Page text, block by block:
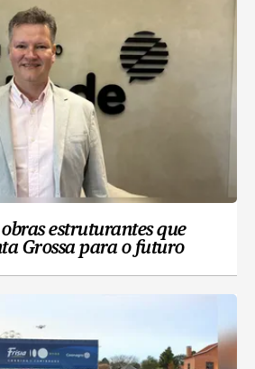
estruturantes que
Grossa para o futuro